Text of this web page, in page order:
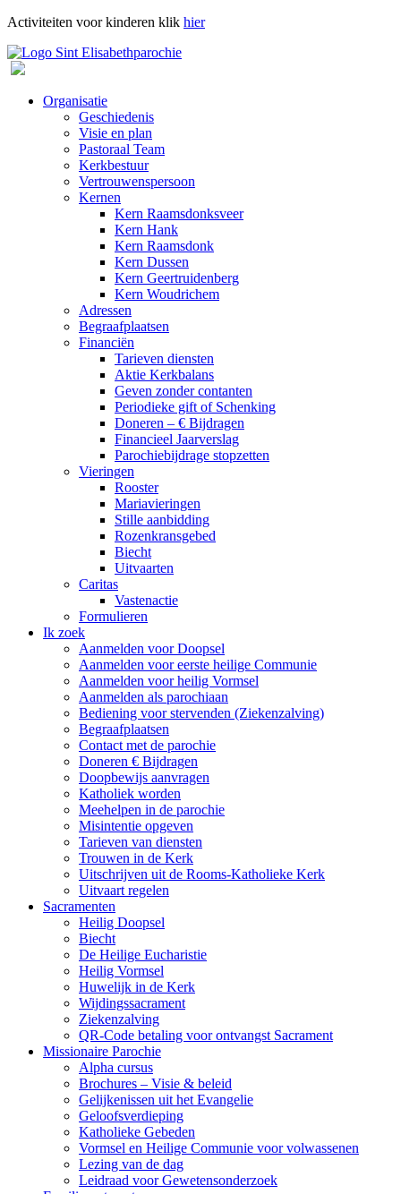
Activiteiten voor kinderen klik hier
Organisatie
Geschiedenis
Visie en plan
Pastoraal Team
Kerkbestuur
Vertrouwenspersoon
Kernen
Kern Raamsdonksveer
Kern Hank
Kern Raamsdonk
Kern Dussen
Kern Geertruidenberg
Kern Woudrichem
Adressen
Begraafplaatsen
Financiën
Tarieven diensten
Aktie Kerkbalans
Geven zonder contanten
Periodieke gift of Schenking
Doneren – € Bijdragen
Financieel Jaarverslag
Parochiebijdrage stopzetten
Vieringen
Rooster
Mariavieringen
Stille aanbidding
Rozenkransgebed
Biecht
Uitvaarten
Caritas
Vastenactie
Formulieren
Ik zoek
Aanmelden voor Doopsel
Aanmelden voor eerste heilige Communie
Aanmelden voor heilig Vormsel
Aanmelden als parochiaan
Bediening voor stervenden (Ziekenzalving)
Begraafplaatsen
Contact met de parochie
Doneren € Bijdragen
Doopbewijs aanvragen
Katholiek worden
Meehelpen in de parochie
Misintentie opgeven
Tarieven van diensten
Trouwen in de Kerk
Uitschrijven uit de Rooms-Katholieke Kerk
Uitvaart regelen
Sacramenten
Heilig Doopsel
Biecht
De Heilige Eucharistie
Heilig Vormsel
Huwelijk in de Kerk
Wijdingssacrament
Ziekenzalving
QR-Code betaling voor ontvangst Sacrament
Missionaire Parochie
Alpha cursus
Brochures – Visie & beleid
Gelijkenissen uit het Evangelie
Geloofsverdieping
Katholieke Gebeden
Vormsel en Heilige Communie voor volwassenen
Lezing van de dag
Leidraad voor Gewetensonderzoek